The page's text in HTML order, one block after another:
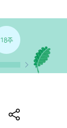
18주